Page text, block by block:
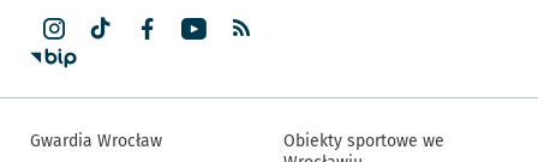
Gwardia Wrocław
Obiekty sportowe we